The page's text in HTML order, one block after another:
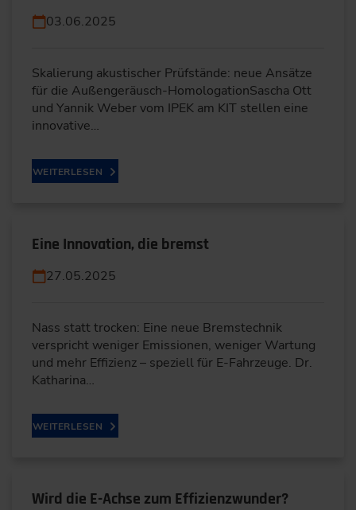
03.06.2025
Skalierung akustischer Prüfstände: neue Ansätze
für die Außengeräusch-HomologationSascha Ott
und Yannik Weber vom IPEK am KIT stellen eine
innovative…
WEITERLESEN
Eine Innovation, die bremst
27.05.2025
Nass statt trocken: Eine neue Bremstechnik
verspricht weniger Emissionen, weniger Wartung
und mehr Effizienz – speziell für E-Fahrzeuge. Dr.
Katharina…
WEITERLESEN
Wird die E-Achse zum Effizienzwunder?